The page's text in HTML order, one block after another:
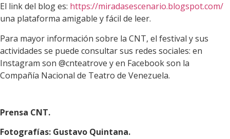
El link del blog es: https://miradasescenario.blogspot.com/
una plataforma amigable y fácil de leer.
Para mayor información sobre la CNT, el festival y sus
actividades se puede consultar sus redes sociales: en
Instagram son @cnteatrove y en Facebook son la
Compañía Nacional de Teatro de Venezuela.
Prensa CNT.
Fotografías: Gustavo Quintana.